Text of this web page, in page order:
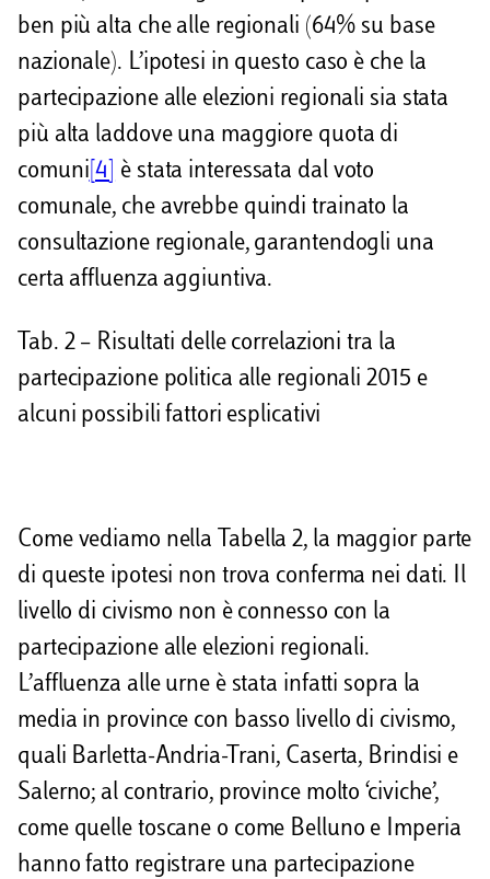
ben più alta che alle regionali (64% su base
nazionale). L’ipotesi in questo caso è che la
partecipazione alle elezioni regionali sia stata
più alta laddove una maggiore quota di
comuni [4]
è stata interessata dal voto
comunale, che avrebbe quindi trainato la
consultazione regionale, garantendogli una
certa affluenza aggiuntiva.
Tab. 2 – Risultati delle correlazioni tra la
partecipazione politica alle regionali 2015 e
alcuni possibili fattori esplicativi
Come vediamo nella Tabella 2, la maggior parte
di queste ipotesi non trova conferma nei dati. Il
livello di civismo non è connesso con la
partecipazione alle elezioni regionali.
L’affluenza alle urne è stata infatti sopra la
media in province con basso livello di civismo,
quali Barletta-Andria-Trani, Caserta, Brindisi e
Salerno; al contrario, province molto ‘civiche’,
come quelle toscane o come Belluno e Imperia
hanno fatto registrare una partecipazione